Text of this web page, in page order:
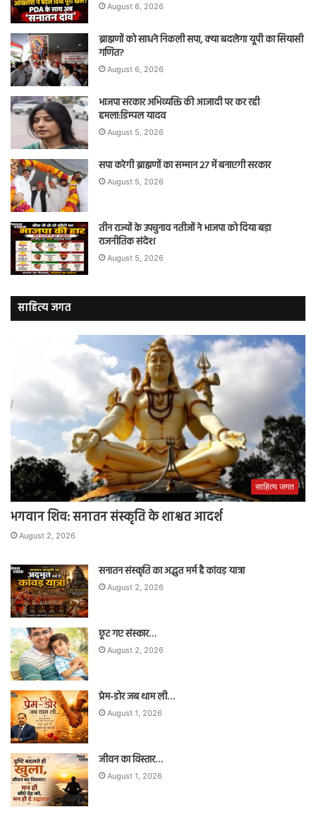
August 6, 2026
ब्राह्मणों को साधने निकली सपा, क्या बदलेगा यूपी का सियासी
गणित?
August 6, 2026
भाजपा सरकार अभिव्यक्ति की आजादी पर कर रही
हमला:डिम्पल यादव
August 5, 2026
सपा करेगी ब्राह्मणों का सम्मान 27 में बनाएगी सरकार
August 5, 2026
तीन राज्यों के उपचुनाव नतीजों ने भाजपा को दिया बड़ा
राजनीतिक संदेश
August 5, 2026
साहित्य जगत
साहित्य जगत
भगवान शिव: सनातन संस्कृति के शाश्वत आदर्श
August 2, 2026
सनातन संस्कृति का अद्भुत मर्म है कांवड़ यात्रा
August 2, 2026
छूट गए संस्कार…
August 2, 2026
प्रेम-डोर जब थाम ली…
August 1, 2026
जीवन का विस्तार…
August 1, 2026